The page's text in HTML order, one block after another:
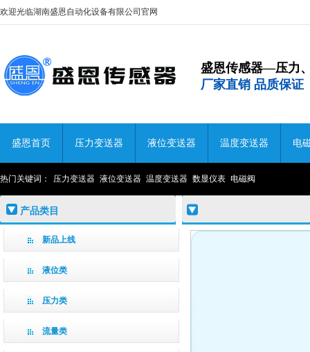
欢迎光临湖南盛恩自动化设备有限公司官网
盛恩传感器—压力
厂家直销 品质保证
盛恩首页 压力变送器 液位变送器 温度变送器 电
热门关键词： 压力变送器 液位变送器 温度变送器 数显仪表 电磁阀
产品类目
新品上线
液位类
压力类
流量类